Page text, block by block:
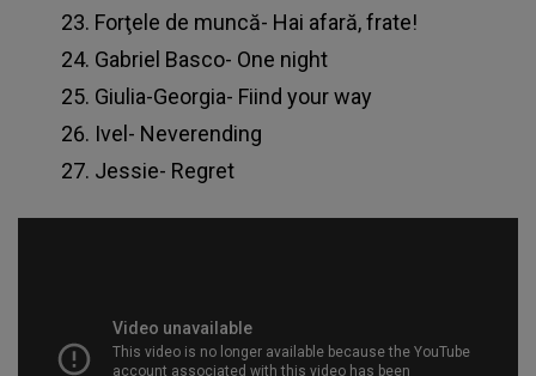
Forţele de muncă- Hai afară, frate!
Gabriel Basco- One night
Giulia-Georgia- Fiind your way
Ivel- Neverending
Jessie- Regret